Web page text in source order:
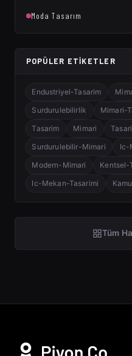
Moda Tasarım
POPÜLER ETIKETLER
Endustriyel-Tasarim
Surdurulebilirlik
Mimari-
Tasarim
Mimari
Surdurulebilir-Mimari
Ic-
Modern-Mimari
Kentsel-
Ic-Mekan-Tasarimi
Tüm